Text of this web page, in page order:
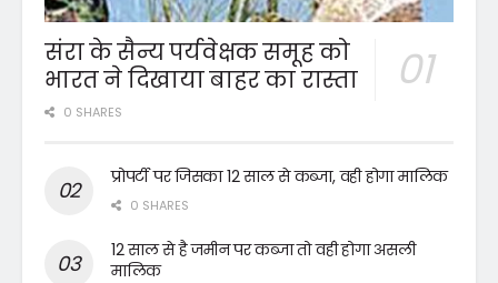
संरा के सैन्य पर्यवेक्षक समूह को
भारत ने दिखाया बाहर का रास्ता
0 SHARES
प्रोपर्टी पर जिसका 12 साल से कब्जा, वही होगा मालिक
0 SHARES
12 साल से है जमीन पर कब्जा तो वही होगा असली
मालिक